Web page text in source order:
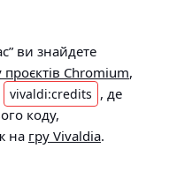
ви знайдете
проєктів Chromium,
vivaldi:credits , де
коду,
на гру Vivaldia.